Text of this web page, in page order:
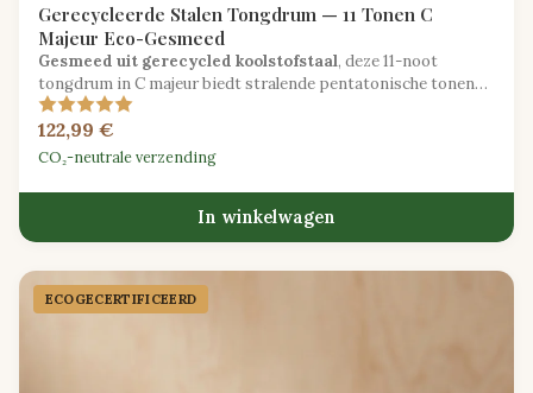
Gerecycleerde Stalen Tongdrum — 11 Tonen C
Majeur Eco-Gesmeed
Gesmeed uit gerecycled koolstofstaal, deze 11-noot
tongdrum in C majeur biedt stralende pentatonische tonen
met een verminderde ecologische voetafdruk.
122,99 €
CO₂-neutrale verzending
In winkelwagen
ECOGECER­TIFICEERD